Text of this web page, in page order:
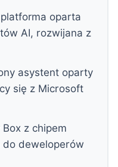
oparta
AI, rozwijana z
asystent oparty
się z Microsoft
z chipem
do deweloperów